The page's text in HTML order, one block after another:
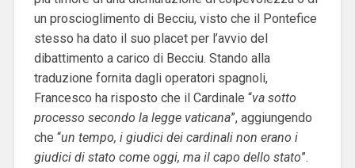
un proscioglimento di Becciu, visto che il Pontefice
stesso ha dato il suo placet per l’avvio del
dibattimento a carico di Becciu. Stando alla
traduzione fornita dagli operatori spagnoli,
Francesco ha risposto che il Cardinale “va sotto
processo secondo la legge vaticana”, aggiungendo
che “un tempo, i giudici dei cardinali non erano i
giudici di stato come oggi, ma il capo dello stato”.